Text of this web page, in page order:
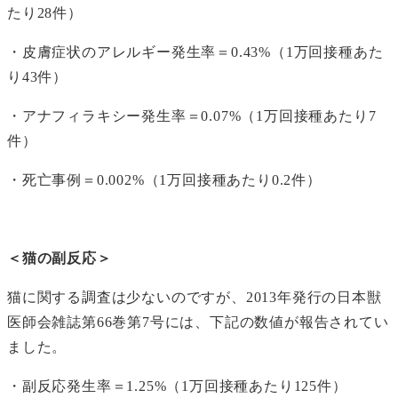
たり28件）
・皮膚症状のアレルギー発生率＝0.43%（1万回接種あた
り43件）
・アナフィラキシー発生率＝0.07%（1万回接種あたり7
件）
・死亡事例＝0.002%（1万回接種あたり0.2件）
＜猫の副反応＞
猫に関する調査は少ないのですが、2013年発行の日本獣
医師会雑誌第66巻第7号には、下記の数値が報告されてい
ました。
・副反応発生率＝1.25%（1万回接種あたり125件）